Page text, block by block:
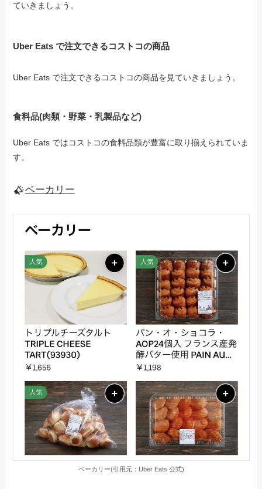
ていきましょう。
Uber Eats で注文できるコストコの商品
Uber Eats で注文できるコストコの商品を見ていきましょう。
食料品(肉類・野菜・乳製品など)
Uber Eats ではコストコの食料品類が豊富に取り揃えられていま
す。
ベーカリー
ベーカリー(引用元：Uber Eats 公式)